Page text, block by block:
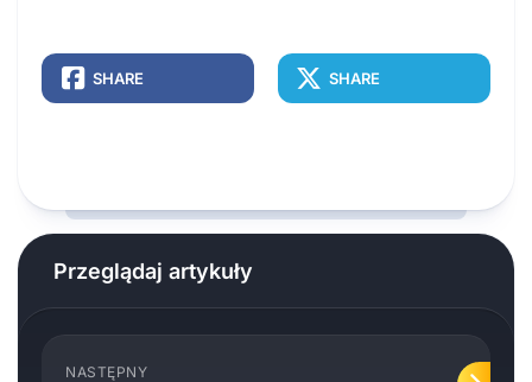
SHARE SHARE
Przeglądaj artykuły
NASTĘPNY